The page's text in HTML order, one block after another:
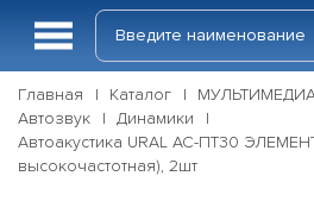
Главная Каталог
Автозвук
Динамики
Автоакустика URAL АС-ПТ30
высокочастотная), 2шт